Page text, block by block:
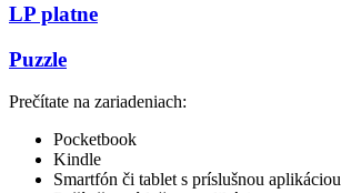
LP platne
Puzzle
Prečítate na zariadeniach:
Pocketbook
Kindle
Smartfón či tablet s príslušnou aplikáciou